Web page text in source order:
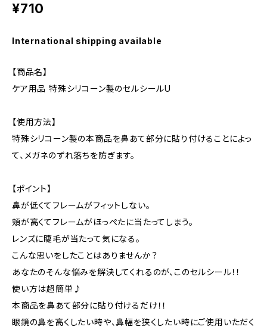
¥710
International shipping available
【商品名】
ケア用品 特殊シリコーン製のセルシールU
【使用方法】
特殊シリコーン製の本商品を鼻あて部分に貼り付けることによっ
て、メガネのずれ落ちを防ぎます。
【ポイント】
鼻が低くてフレームがフィットしない。
頬が高くてフレームがほっぺたに当たってしまう。
レンズに睫毛が当たって気になる。
こんな思いをしたことはありませんか？
あなたのそんな悩みを解決してくれるのが、このセルシール！！
使い方は超簡単♪
本商品を鼻あて部分に貼り付けるだけ！！
眼鏡の鼻を高くしたい時や、鼻幅を狭くしたい時にご使用いただく